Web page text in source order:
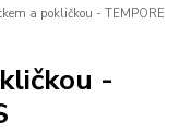
a pokličkou - TEMPORE
-